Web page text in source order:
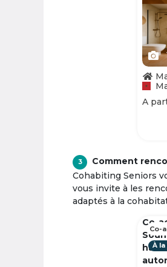
A
3
Comment
Cohabiting Seniors
vous invite à les
adaptés à la
Co-
À la
Co-